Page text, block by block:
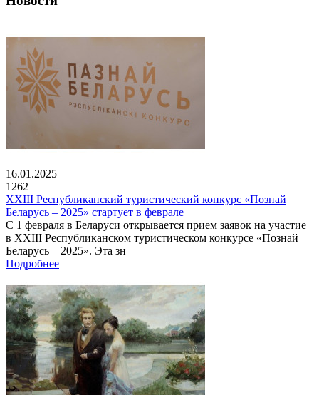
16.01.2025
1262
XXIII Республиканский туристический конкурс «Познай
Беларусь – 2025» стартует в феврале
С 1 февраля в Беларуси открывается прием заявок на участие
в XXIII Республиканском туристическом конкурсе «Познай
Беларусь – 2025». Эта зн
Подробнее